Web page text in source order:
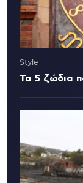
Style
Τα 5 ζώδια